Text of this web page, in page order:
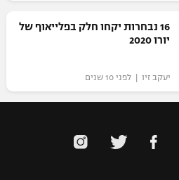
16 נבחרות יקחו חלק בפלייאוף של
יורו 2020
יעקב זיו | לפני 10 שנים